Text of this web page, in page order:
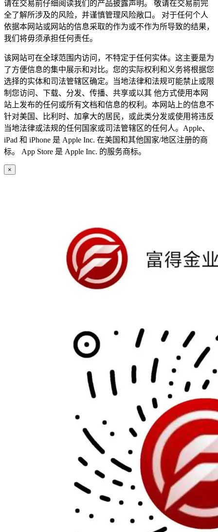
请在交易前仔细阅读我们的产品披露声明。 敬请在交易前完
全了解所涉及的风险，并谨慎管理风险敞口。 对于任何个人
依据本网站或网站的信息采取的作为或不作为所导致的结果，
我们将毋须承担任何责任。
该网站可在全球范围内访问，不特定于任何实体。这主要是为
了方便信息的集中展示和对比。您的实际权利和义务将根据您
选择的实体和司法管辖区确定。当地法律和法规可能禁止或限
制您访问、下载、分发、传播、共享或以其 他方式使用本网
站上发布的任何或所有文档和信息的权利。本网站上的信息不
针对美国、比利时、加拿大的居民，或此类分发或使用将违反
当地法律或法规的任何国家或司法管辖区的任何人。Apple、
iPad 和 iPhone 是 Apple Inc. 在美国和其他国家/地区注册的商
标。 App Store 是 Apple Inc. 的服务商标。
×